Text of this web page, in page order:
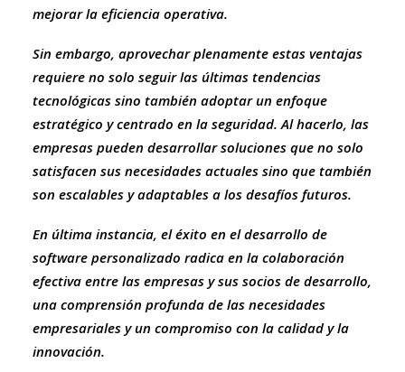
mejorar la eficiencia operativa.
Sin embargo, aprovechar plenamente estas ventajas
requiere no solo seguir las últimas tendencias
tecnológicas sino también adoptar un enfoque
estratégico y centrado en la seguridad. Al hacerlo, las
empresas pueden desarrollar soluciones que no solo
satisfacen sus necesidades actuales sino que también
son escalables y adaptables a los desafíos futuros.
En última instancia, el éxito en el desarrollo de
software personalizado radica en la colaboración
efectiva entre las empresas y sus socios de desarrollo,
una comprensión profunda de las necesidades
empresariales y un compromiso con la calidad y la
innovación.